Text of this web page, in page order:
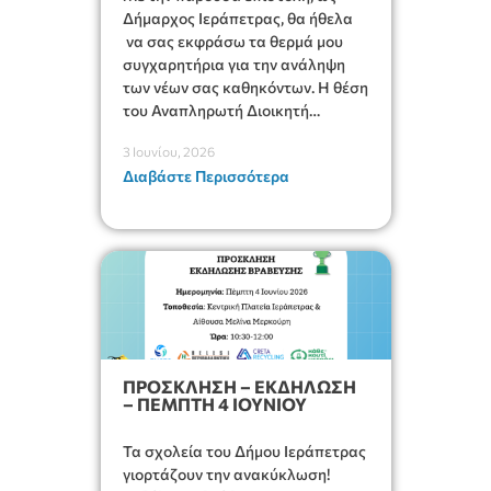
Δήμαρχος Ιεράπετρας, θα ήθελα
να σας εκφράσω τα θερμά μου
συγχαρητήρια για την ανάληψη
των νέων σας καθηκόντων. Η θέση
του Αναπληρωτή Διοικητή
ιδιαίτερα απαιτητική και
νευραλγικής σημασίας, καθώς
και απαιτεί υψηλό αίσθημα
καθήκοντος, διοικητική επάρκεια
και διαρκή προσήλωση στην
εξυπηρέτηση του κοινωνικού
3 Ιουνίου, 2026
Διαβάστε Περισσότερα
ΠΡΟΣΚΛΗΣΗ – ΕΚΔΗΛΩΣΗ
– ΠΕΜΠΤΗ 4 ΙΟΥΝΙΟΥ
Τα σχολεία του Δήμου Ιεράπετρας
γιορτάζουν την ανακύκλωση!